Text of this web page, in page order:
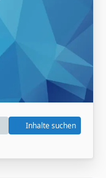
Inhalte suchen